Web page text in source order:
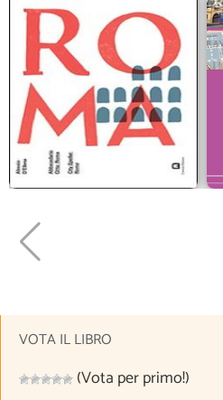
VOTA IL LIBRO
(Vota per primo!)